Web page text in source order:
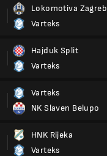
Lokomotiva Zagreb
Varteks
Hajduk Split
Varteks
Varteks
NK Slaven Belupo
HNK Rijeka
Varteks